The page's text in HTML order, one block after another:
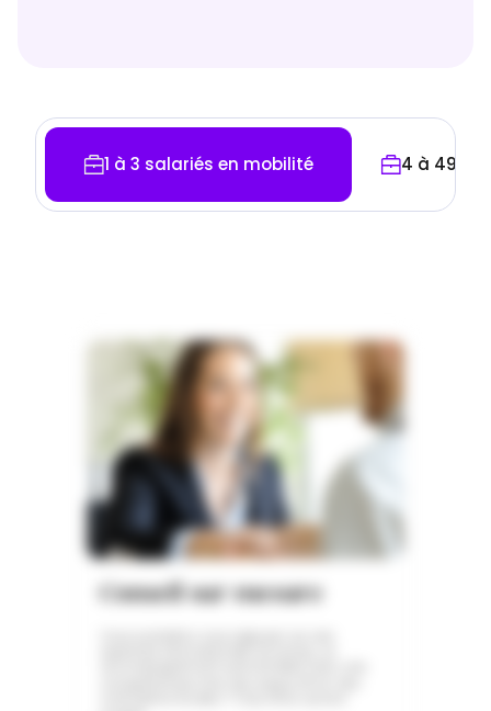
1 à 3 salariés en mobilité 4 à 49
Conseil sur mesure